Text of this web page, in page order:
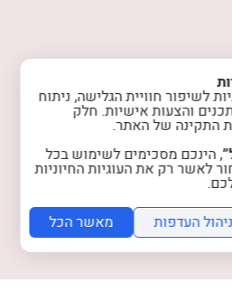
לשיפור חוויית הגלישה, ניתוח
והצעות אישיות. חלק
התקינה של האתר.
, הינכם מסכימים לשימוש בכל
לאשר רק את העוגיות החיוניות
ניהול העדפות מאשר הכל